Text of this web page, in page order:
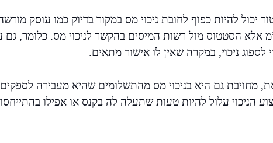
יכול להיות כפוף לחובת ניכוי מס במקור בדיוק כמו עוסק
אלא הסטטוס מול רשות המיסים בהקשר לניכוי מס. כלומר, גם
לספוג ניכוי, במקרה שאין לו אישור מתאים.
מחויבת גם היא בניכוי מס מהתשלומים שהיא מעבירה
הניכוי עלול להיות טעות שתעלה לה בקנס או אפילו